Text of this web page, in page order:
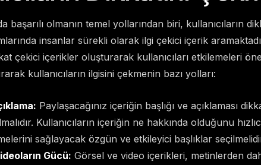
başarılı olmanın temel yollarından biri, kullanıcıların
insanlar sürekli olarak ilgi çekici içerik
çekici içerikler oluşturarak kullanıcıları etkilemeleri
kullanıcıların ilgisini çekmenin bazı yolları:
Paylaşacağınız içeriğin başlığı ve açıklaması
Kullanıcıların içeriğin ne hakkında olduğunu
sağlayacak özgün ve etkileyici başlıklar
Gücü: Görsel ve video içerikleri, metinlerden